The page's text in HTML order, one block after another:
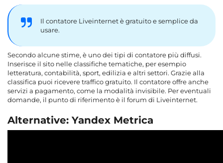
Il contatore Liveinternet è gratuito e semplice da
usare.
Secondo alcune stime, è uno dei tipi di contatore più diffusi.
Inserisce il sito nelle classifiche tematiche, per esempio
letteratura, contabilità, sport, edilizia e altri settori. Grazie alla
classifica puoi ricevere traffico gratuito. Il contatore offre anche
servizi a pagamento, come la modalità invisibile. Per eventuali
domande, il punto di riferimento è il forum di Liveinternet.
Alternative: Yandex Metrica